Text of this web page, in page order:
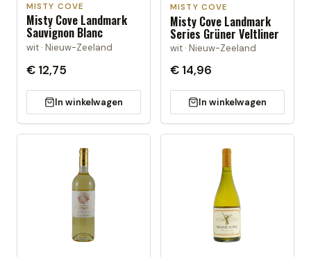
MISTY COVE
Misty Cove Landmark
Sauvignon Blanc
wit · Nieuw-Zeeland
€ 12,75
In winkelwagen
MISTY COVE
Misty Cove Landmark
Series Grüner Veltliner
wit · Nieuw-Zeeland
€ 14,96
In winkelwagen